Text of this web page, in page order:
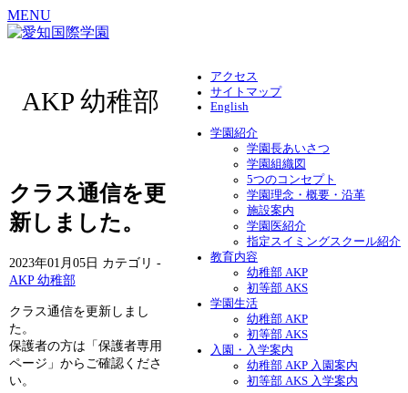
MENU
アクセス
サイトマップ
English
学園紹介
学園長あいさつ
学園組織図
5つのコンセプト
学園理念・概要・沿革
施設案内
学園医紹介
指定スイミングスクール紹介
教育内容
幼稚部 AKP
初等部 AKS
学園生活
幼稚部 AKP
初等部 AKS
入園・入学案内
幼稚部 AKP 入園案内
初等部 AKS 入学案内
AKP 幼稚部
クラス通信を更
新しました。
2023年01月05日 カテゴリ -
AKP 幼稚部
クラス通信を更新しまし
た。
保護者の方は「保護者専用
ページ」からご確認くださ
い。